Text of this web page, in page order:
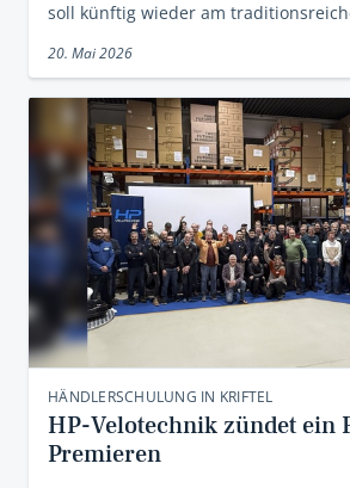
soll künftig wieder am
20. Mai 2026
HÄNDLERSCHULUNG IN KRIFTEL
HP-Velotechnik zündet ein
Premieren